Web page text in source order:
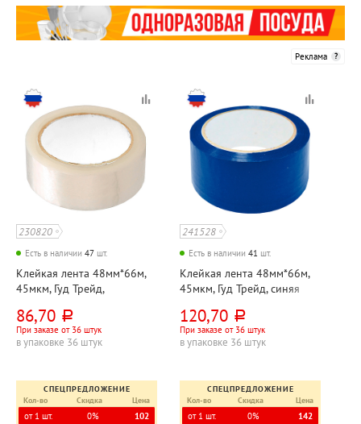
Реклама
230820
Есть в наличии 47 шт.
Клейкая лента 48мм*66м,
45мкм, Гуд Трейд,
86,70 руб.
При заказе от 36 штук
в упаковке 36 штук
СПЕЦПРЕДЛОЖЕНИЕ
Кол-во
Скидка Цена
от 1 шт. 0%
102
241528
Есть в наличии 41 шт.
Клейкая лента 48мм*66м,
45мкм, Гуд Трейд, синяя
120,70 руб.
При заказе от 36 штук
в упаковке 36 штук
СПЕЦПРЕДЛОЖЕНИЕ
Кол-во
Скидка Цена
от 1 шт. 0%
142